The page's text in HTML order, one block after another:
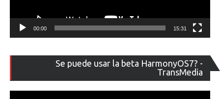
00:00 15:31
Se puede usar la beta HarmonyOS7? -
TransMedia
de